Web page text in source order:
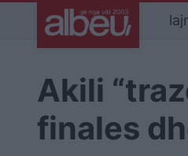
Akili
finales